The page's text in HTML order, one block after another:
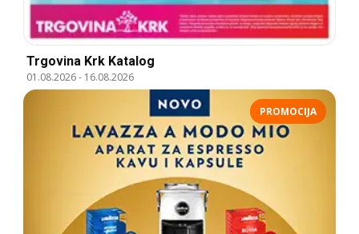
Trgovina Krk Katalog
01.08.2026- 16.08.2026
PROMOCIJA